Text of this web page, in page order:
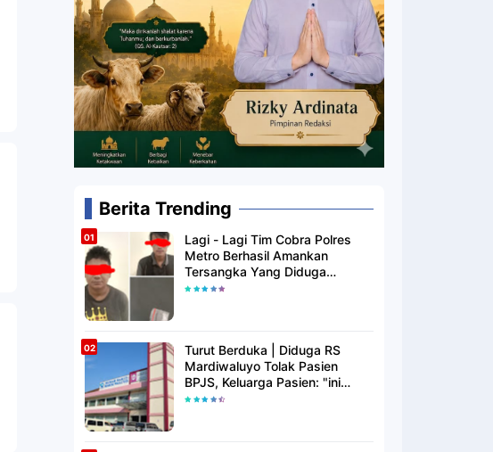
Berita Trending
Lagi - Lagi Tim Cobra Polres
Metro Berhasil Amankan
Tersangka Yang Diduga
Pengguna Narkotika
Turut Berduka | Diduga RS
Mardiwaluyo Tolak Pasien
BPJS, Keluarga Pasien: "ini
Yang Katanya Bukan Keadaan